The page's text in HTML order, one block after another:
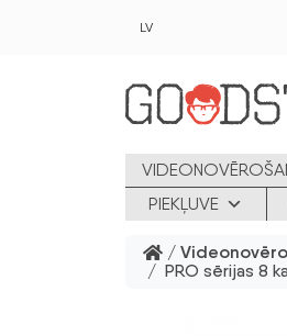
LV
PIEKĻUVE
/
/ PRO sērijas 8